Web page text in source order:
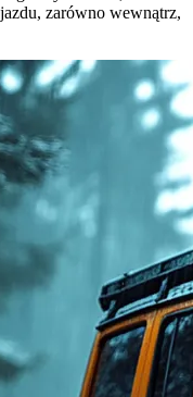
zarówno wewnątrz,